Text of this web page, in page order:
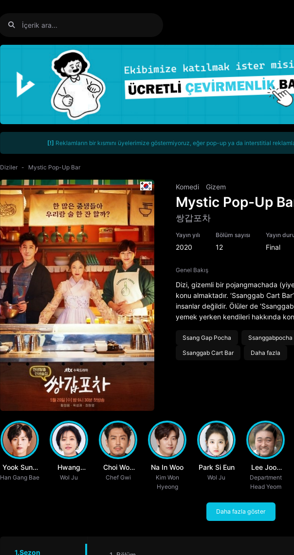
[!] Reklamların bir kısmını üyelerimize göstermiyoruz, eğer pop-up ya da interstitial
Diziler Mystic Pop-Up Bar
Komedi Gizem
Mystic Pop-Up
쌍갑포차
Yayın yılı
2020
Bölüm sayısı
12
Yayın
Final
Genel Bakış
Dizi, gizemli bir pojangmachada
konu almaktadır. ‘Ssanggab Cart
insanlar değildir. Ölüler de
yemek yerken kendileri hakkında
Ssang Gap Pocha Ssanggabpocha
Ssanggab Cart Bar Daha fazla
Yook Sung
Jae
Han Gang Bae
Hwang
Jung Eum
Wol Ju
Choi Won
Young
Chef Gwi
Na In Woo
Kim Won
Hyeong
Park Si Eun
Wol Ju
Lee Joon
Hyuk
Department
Head Yeom
Daha fazla göster
1.Sezon